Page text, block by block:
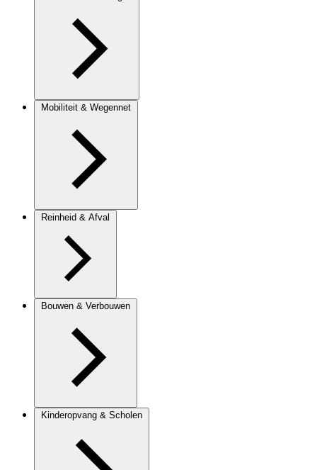
Mobiliteit & Wegennet
Reinheid & Afval
Bouwen & Verbouwen
Kinderopvang & Scholen